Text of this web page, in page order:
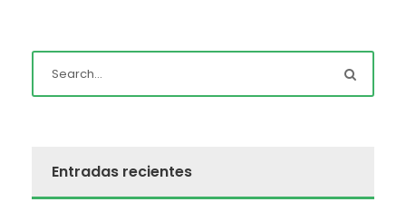
Entradas recientes